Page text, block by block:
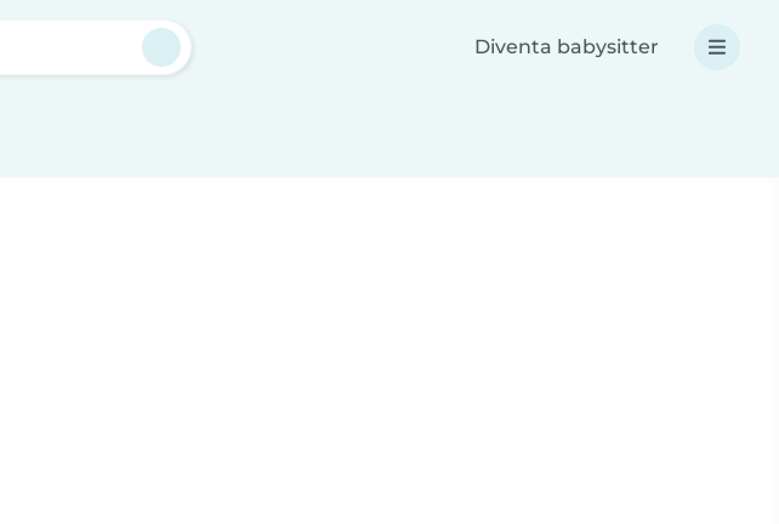
Diventa babysitter